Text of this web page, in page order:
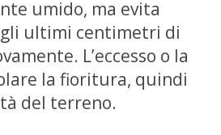
umido, ma evita
gli ultimi centimetri di
L’eccesso o la
la fioritura, quindi
del terreno.